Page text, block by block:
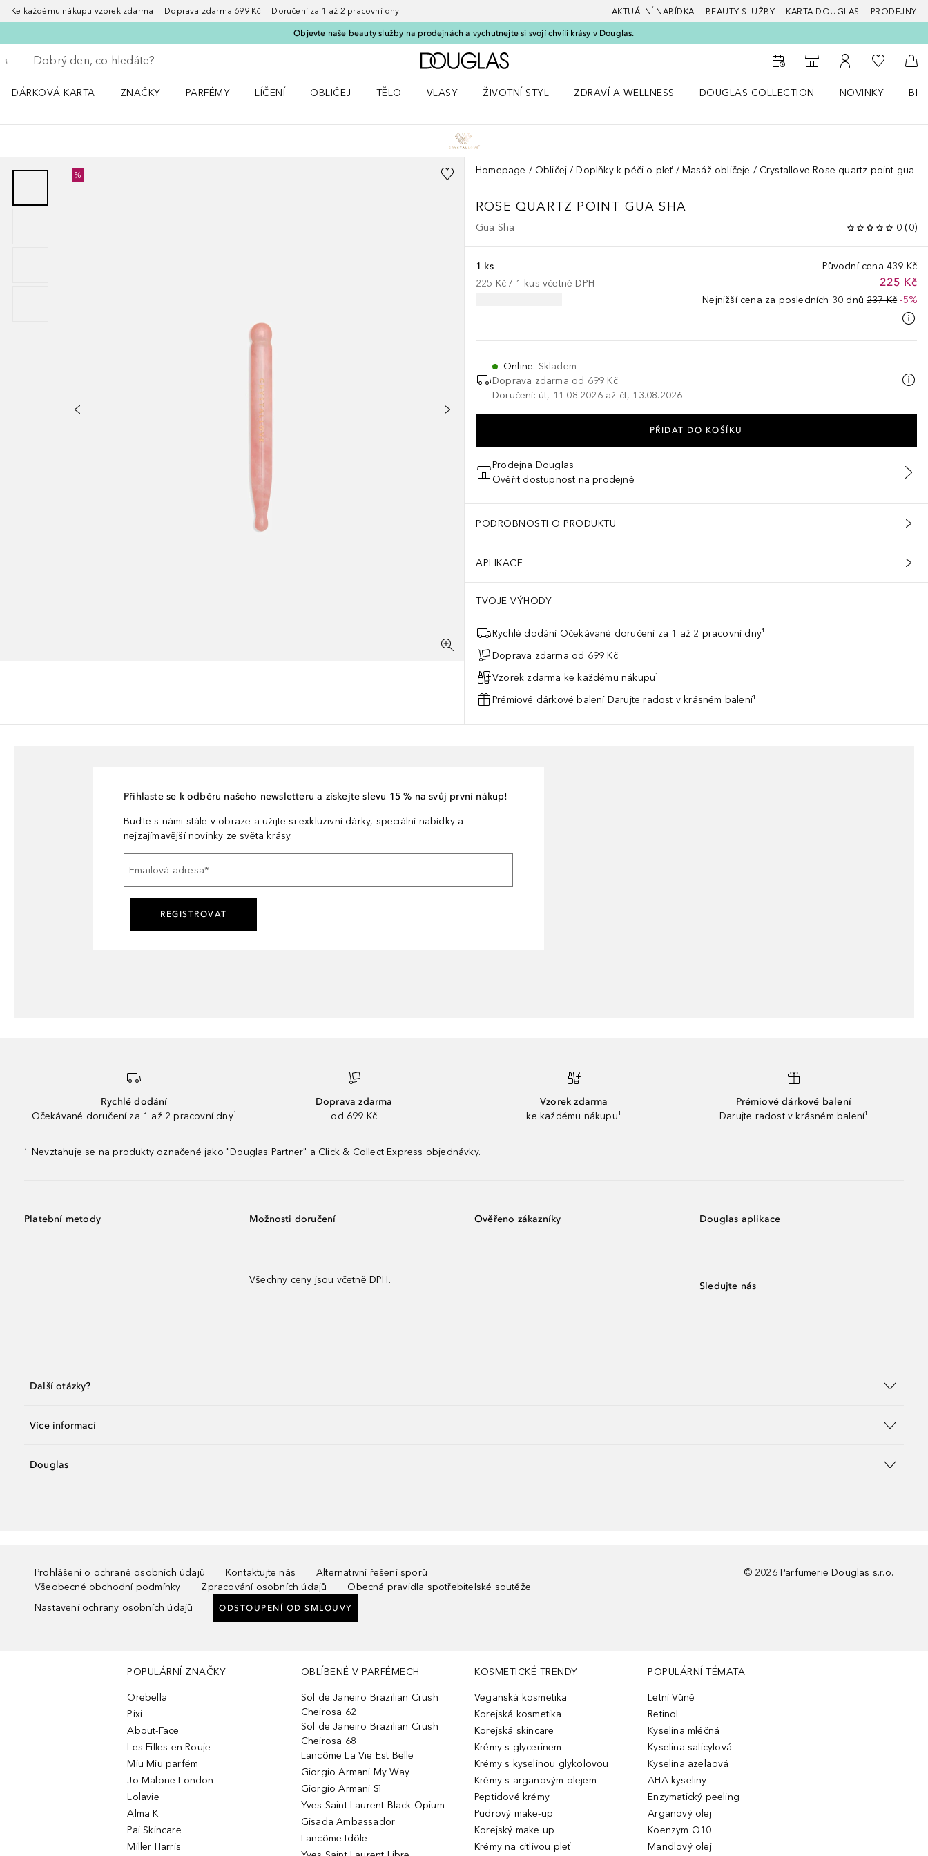
Ke každému nákupu vzorek zdarma Doprava zdarma 699 Kč Doručení za 1 až 2 pracovní dny AKTUÁLNÍ NABÍDKA BEAUTY SLUŽBY KARTA DOUGLAS PRODEJNY
Objevte naše beauty služby na prodejnách a vychutnejte si svojí chvíli krásy v Douglas.
Vraťte se
Proveďte vyhledávání
Domů
K vyhledávači prodejen
K mému účtu
K mému
Do
DÁRKOVÁ KARTA
ZNAČKY
PARFÉMY
LÍČENÍ
OBLIČEJ
TĚLO
VLASY
ŽIVOTNÍ STYL
ZDRAVÍ A WELLNESS
DOUGLAS COLLECTION
NOVINKY
% Homepage Obličej Doplňky k péči o pleť Masáž obličeje Crystallove Rose quartz point gua
ROSE QUARTZ POINT GUA SHA
Gua Sha 0 (0)
Původní cena 439 Kč
225 Kč
Nejnižší cena za posledních 30 dnů 237 Kč-5%
1 ks
225 Kč / 1 kus včetně DPH
Online: Skladem
Doprava zdarma od 699 Kč
Doručení: út, 11.08.2026 až čt, 13.08.2026
PŘIDAT DO KOŠÍKU
Prodejna Douglas
Ověřit dostupnost na prodejně
PODROBNOSTI O PRODUKTU
APLIKACE
TVOJE VÝHODY
Rychlé dodání Očekávané doručení za 1 až 2 pracovní dny¹
Doprava zdarma od 699 Kč
Vzorek zdarma ke každému nákupu¹
Prémiové dárkové balení Darujte radost v krásném balení¹
Přihlaste se k odběru našeho newsletteru a získejte slevu 15 % na svůj první nákup!
Buďte s námi stále v obraze a užijte si exkluzivní dárky, speciální nabídky a
nejzajímavější novinky ze světa krásy.
Emailová adresa*
REGISTROVAT
Rychlé dodání
Očekávané doručení za 1 až 2 pracovní dny¹
Doprava zdarma
od 699 Kč
Vzorek zdarma
ke každému nákupu¹
Prémiové dárkové balení
Darujte radost v krásném balení¹
¹ Nevztahuje se na produkty označené jako "Douglas Partner" a Click & Collect Express objednávky.
Platební metody Možnosti doručení
Všechny ceny jsou včetně DPH.
Ověřeno zákazníky Douglas aplikace
Sledujte nás
Další otázky?
Více informací
Douglas
Prohlášení o ochraně osobních údajů Kontaktujte nás
Alternativní řešení sporů
Všeobecné obchodní podmínky
Zpracování osobních údajů
Obecná pravidla spotřebitelské soutěže
Nastavení ochrany osobních údajů
ODSTOUPENÍ OD SMLOUVY
© 2026 Parfumerie Douglas s.r.o.
POPULÁRNÍ ZNAČKY
Orebella
Pixi
About-Face
Les Filles en Rouje
Miu Miu parfém
Jo Malone London
Lolavie
Alma K
Pai Skincare
Miller Harris
OBLÍBENÉ V PARFÉMECH
Sol de Janeiro Brazilian Crush
Cheirosa 62
Sol de Janeiro Brazilian Crush
Cheirosa 68
Lancôme La Vie Est Belle
Giorgio Armani My Way
Giorgio Armani Sì
Yves Saint Laurent Black Opium
Gisada Ambassador
Lancôme Idôle
KOSMETICKÉ TRENDY
Veganská kosmetika
Korejská kosmetika
Korejská skincare
Krémy s glycerinem
Krémy s kyselinou glykolovou
Krémy s arganovým olejem
Peptidové krémy
Pudrový make-up
Korejský make up
Krémy na citlivou pleť
POPULÁRNÍ TÉMATA
Letní Vůně
Retinol
Kyselina mléčná
Kyselina salicylová
Kyselina azelaová
AHA kyseliny
Enzymatický peeling
Arganový olej
Koenzym Q10
Mandlový olej